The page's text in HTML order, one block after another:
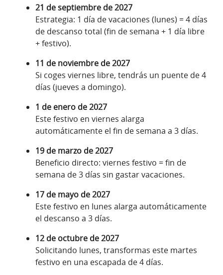
21 de septiembre de 2027
Estrategia: 1 día de vacaciones (lunes) = 4 días
de descanso total (fin de semana + 1 día libre
+ festivo).
11 de noviembre de 2027
Si coges viernes libre, tendrás un puente de 4
días (jueves a domingo).
1 de enero de 2027
Este festivo en viernes alarga
automáticamente el fin de semana a 3 días.
19 de marzo de 2027
Beneficio directo: viernes festivo = fin de
semana de 3 días sin gastar vacaciones.
17 de mayo de 2027
Este festivo en lunes alarga automáticamente
el descanso a 3 días.
12 de octubre de 2027
Solicitando lunes, transformas este martes
festivo en una escapada de 4 días.